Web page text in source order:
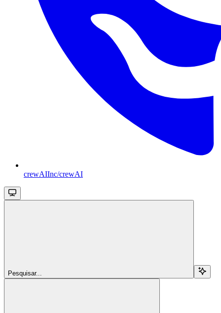
crewAIInc/crewAI
Pesquisar...